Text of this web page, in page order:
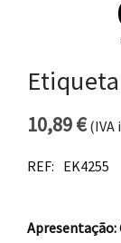
10,89€(IVA
REF: EK4255
Apresentação: